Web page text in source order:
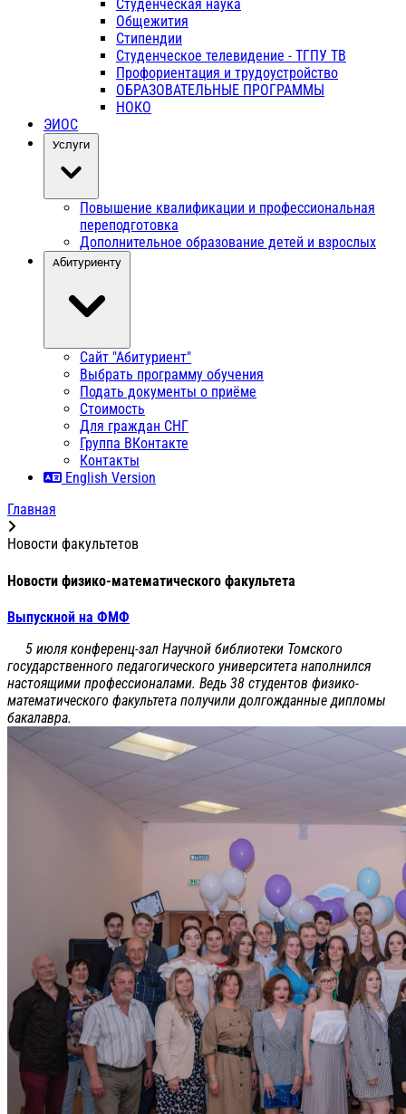
Студенческая наука
Общежития
Стипендии
Студенческое телевидение - ТГПУ ТВ
Профориентация и трудоустройство
ОБРАЗОВАТЕЛЬНЫЕ ПРОГРАММЫ
НОКО
ЭИОС
Услуги
Повышение квалификации и профессиональная
переподготовка
Дополнительное образование детей и взрослых
Абитуриенту
Сайт "Абитуриент"
Выбрать программу обучения
Подать документы о приёме
Стоимость
Для граждан СНГ
Группа ВКонтакте
Контакты
English Version
Главная
Новости факультетов
Новости физико-математического факультета
Выпускной на ФМФ
5 июля конференц-зал Научной библиотеки Томского
государственного педагогического университета наполнился
настоящими профессионалами. Ведь 38 студентов физико-
математического факультета получили долгожданные дипломы
бакалавра.